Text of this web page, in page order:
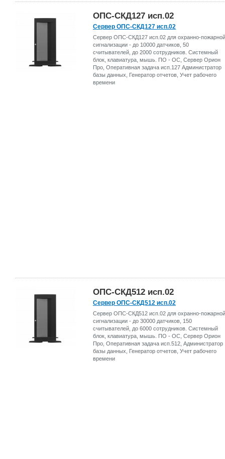
ОПС-СКД127 исп.02
Сервер ОПС-СКД127 исп.02
Сервер ОПС-СКД127 исп.02 для охранно-пожарной
сигнализации - до 10000 датчиков, 50
считывателей, до 2000 сотрудников. Системный
блок, клавиатура, мышь. ПО - ОС, Сервер Орион
Про, Оперативная задача исп.127 Администратор
базы данных, Генератор отчетов, Учет рабочего
времени
ОПС-СКД512 исп.02
Сервер ОПС-СКД512 исп.02
Сервер ОПС-СКД512 исп.02 для охранно-пожарной
сигнализации - до 30000 датчиков, 150
считывателей, до 6000 сотрудников. Системный
блок, клавиатура, мышь. ПО - ОС, Сервер Орион
Про, Оперативная задача исп.512, Администратор
базы данных, Генератор отчетов, Учет рабочего
времени